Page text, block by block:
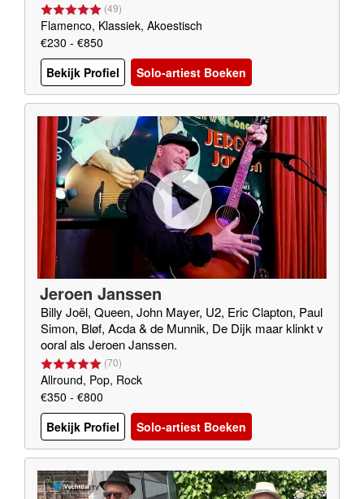
(49)
Flamenco, Klassiek, Akoestisch
€230 - €850
Bekijk Profiel
Solo-artiest Boeken
Jeroen Janssen
Billy Joël, Queen, John Mayer, U2, Eric Clapton, Paul
Simon, Bløf, Acda & de Munnik, De Dijk maar klinkt v
ooral als Jeroen Janssen.
(70)
Allround, Pop, Rock
€350 - €800
Bekijk Profiel
Solo-artiest Boeken